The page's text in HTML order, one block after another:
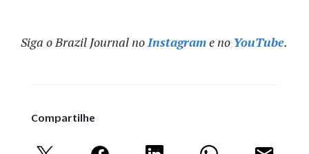
Siga o Brazil Journal no Instagrame no YouTube.
Compartilhe